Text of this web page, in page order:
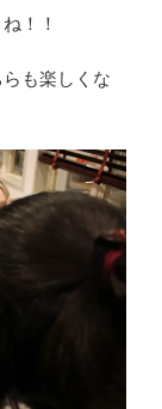
！！
も楽しくな